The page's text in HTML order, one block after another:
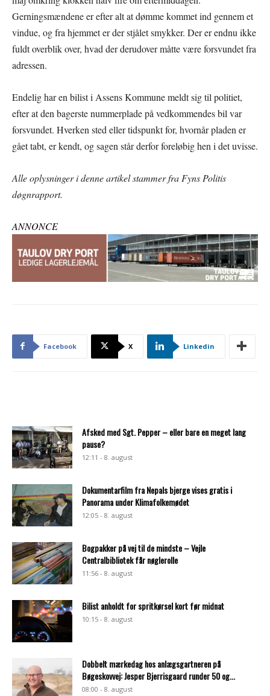
Gerningsmændene er efter alt at dømme kommet ind gennem et
vindue, og fra hjemmet er der stjålet smykker. Der er endnu ikke
fuldt overblik over, hvad der derudover måtte være forsvundet fra
adressen.
Endelig har en bilist i Assens Kommune meldt sig til politiet,
efter at den bagerste nummerplade på vedkommendes bil var
forsvundet. Hverken sted eller tidspunkt for, hvornår pladen er
gået tabt, er kendt, og sagen står derfor foreløbig hen i det uvisse.
Alle oplysninger i denne artikel stammer fra Fyns Politis
døgnrapport.
ANNONCE
Facebook X Linkedin
Afsked med Sgt. Pepper – eller bare en meget lang
pause?
12:11 - 8. august
Dokumentarfilm fra Nepals bjerge vises gratis i
Panorama under Klimafolkemødet
12:05 - 8. august
Bogpakker på vej til de mindste – Vejle
Centralbibliotek får nøglerolle
11:56 - 8. august
Bilist anholdt for spritkørsel kort før midnat
10:15 - 8. august
Dobbelt mærkedag hos anlægsgartneren på
Bøgeskovvej: Jesper Bjerrisgaard runder 50 og...
08:00 - 8. august